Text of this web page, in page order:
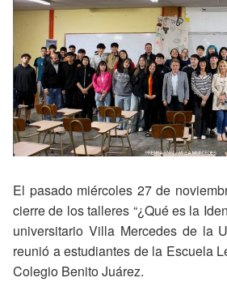
El pasado miércoles 27 de
cierre de los talleres “¿Qué es la
universitario Villa Mercedes de la
reunió a estudiantes de la Escuela
Colegio Benito Juárez.